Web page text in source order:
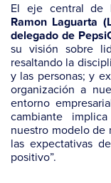
El eje central de
Ramon Laguarta
delegado de
su visión sobre
resaltando la
y las personas; y
organización a
entorno
cambiante
nuestro modelo de
las expectativas
positivo”.